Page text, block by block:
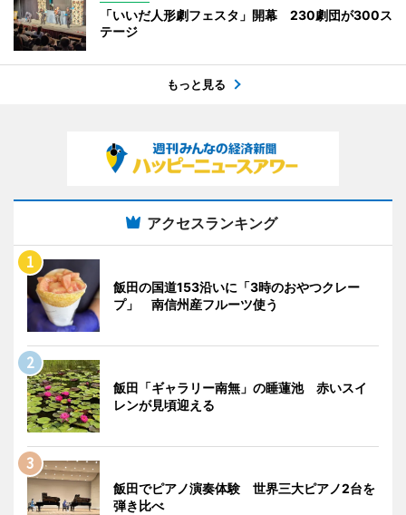
「いいだ人形劇フェスタ」開幕 230劇団が300ス
テージ
もっと見る
アクセスランキング
飯田の国道153沿いに「3時のおやつクレー
プ」 南信州産フルーツ使う
飯田「ギャラリー南無」の睡蓮池 赤いスイ
レンが見頃迎える
飯田でピアノ演奏体験 世界三大ピアノ2台を
弾き比べ